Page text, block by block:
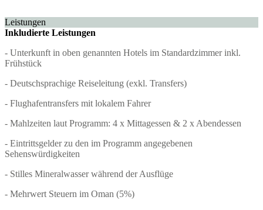
Leistungen
Inkludierte Leistungen
- Unterkunft in oben genannten Hotels im Standardzimmer inkl.
Frühstück
- Deutschsprachige Reiseleitung (exkl. Transfers)
- Flughafentransfers mit lokalem Fahrer
- Mahlzeiten laut Programm: 4 x Mittagessen & 2 x Abendessen
- Eintrittsgelder zu den im Programm angegebenen
Sehenswürdigkeiten
- Stilles Mineralwasser während der Ausflüge
- Mehrwert Steuern im Oman (5%)